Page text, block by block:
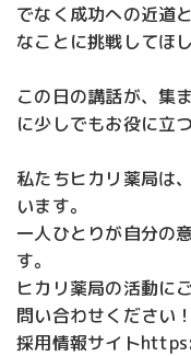
でなく成功への近道
なことに挑戦してほ
この日の講話が、集
に少しでもお役に立
私たちヒカリ薬局は
います。
一人ひとりが自分の
す。
ヒカリ薬局の活動に
問い合わせください！
採用情報サイト